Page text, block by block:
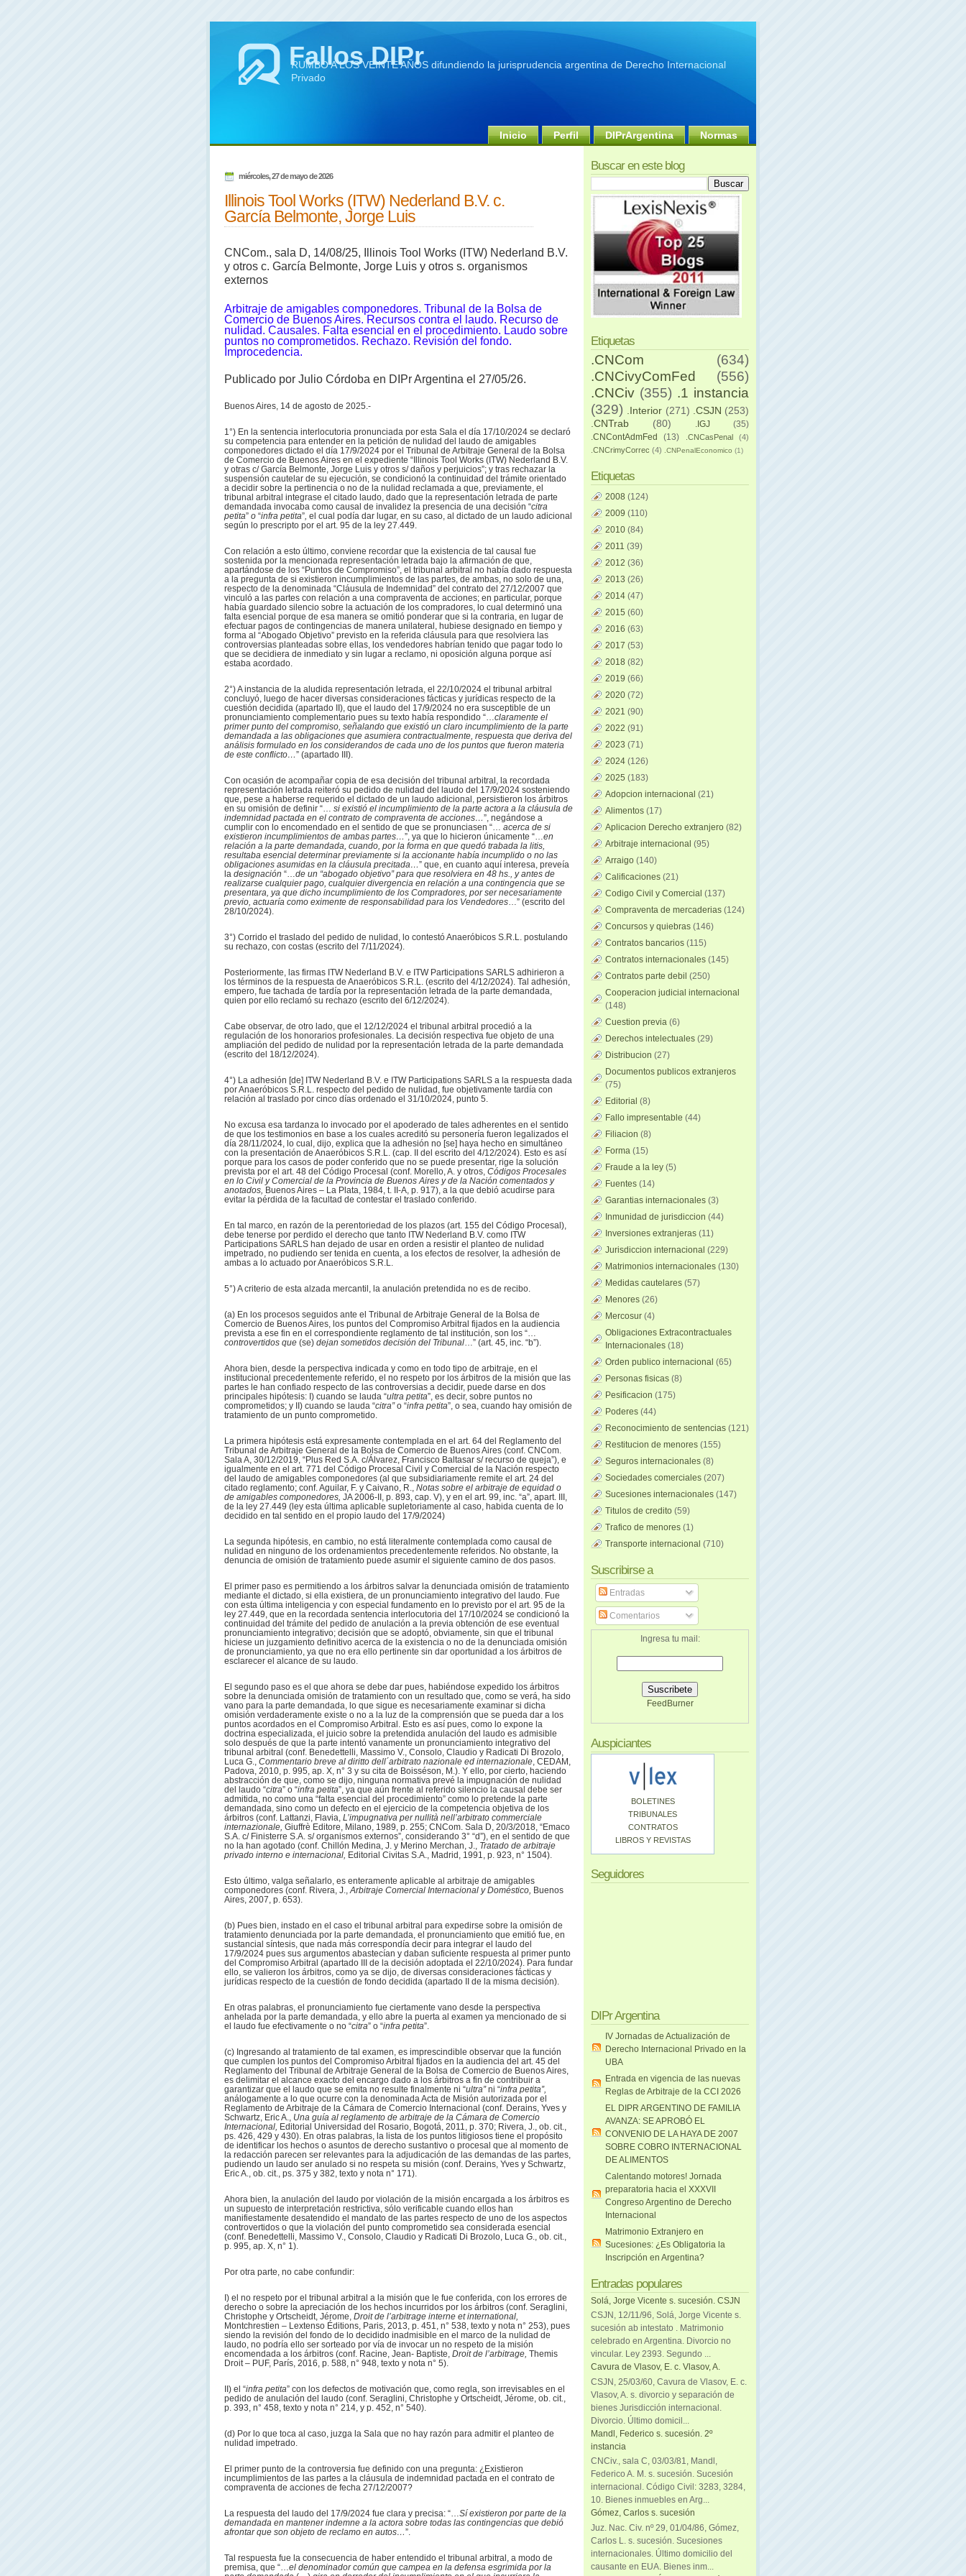
Fallos DIPr
RUMBO A LOS VEINTE AÑOS difundiendo la jurisprudencia argentina de Derecho Internacional
Privado
Inicio Perfil DIPrArgentina Normas
miércoles, 27 de mayo de 2026
Illinois Tool Works (ITW) Nederland B.V. c.
García Belmonte, Jorge Luis
CNCom., sala D, 14/08/25, Illinois Tool Works (ITW) Nederland B.V.
y otros c. García Belmonte, Jorge Luis y otros s. organismos
externos
Arbitraje de amigables componedores. Tribunal de la Bolsa de
Comercio de Buenos Aires. Recursos contra el laudo. Recurso de
nulidad. Causales. Falta esencial en el procedimiento. Laudo sobre
puntos no comprometidos. Rechazo. Revisión del fondo.
Improcedencia.
Publicado por Julio Córdoba en DIPr Argentina el 27/05/26.
Buenos Aires, 14 de agosto de 2025.-
1°) En la sentencia interlocutoria pronunciada por esta Sala el día 17/10/2024 se declaró
su competencia para entender en la petición de nulidad del laudo de amigables
componedores dictado el día 17/9/2024 por el Tribunal de Arbitraje General de la Bolsa
de Comercio de Buenos Aires en el expediente “Illinois Tool Works (ITW) Nederland B.V.
y otras c/ García Belmonte, Jorge Luis y otros s/ daños y perjuicios”; y tras rechazar la
suspensión cautelar de su ejecución, se condicionó la continuidad del trámite orientado
a decidir sobre la pertinencia o no de la nulidad reclamada a que, previamente, el
tribunal arbitral integrase el citado laudo, dado que la representación letrada de parte
demandada invocaba como causal de invalidez la presencia de una decisión “citra
petita” o “infra petita”, el cual podía dar lugar, en su caso, al dictado de un laudo adicional
según lo prescripto por el art. 95 de la ley 27.449.
Con relación a esto último, conviene recordar que la existencia de tal causal fue
sostenida por la mencionada representación letrada bajo la afirmación de que,
apartándose de los “Puntos de Compromiso”, el tribunal arbitral no había dado respuesta
a la pregunta de si existieron incumplimientos de las partes, de ambas, no solo de una,
respecto de la denominada “Cláusula de Indemnidad” del contrato del 27/12/2007 que
vinculó a las partes con relación a una compraventa de acciones; en particular, porque
había guardado silencio sobre la actuación de los compradores, lo cual determinó una
falta esencial porque de esa manera se omitió ponderar que si la contraria, en lugar de
efectuar pagos de contingencias de manera unilateral, hubiese designado en tiempo y
forma al “Abogado Objetivo” previsto en la referida cláusula para que resolviera las
controversias planteadas sobre ellas, los vendedores habrían tenido que pagar todo lo
que se decidiera de inmediato y sin lugar a reclamo, ni oposición alguna porque así
estaba acordado.
2°) A instancia de la aludida representación letrada, el 22/10/2024 el tribunal arbitral
concluyó, luego de hacer diversas consideraciones fácticas y jurídicas respecto de la
cuestión decidida (apartado II), que el laudo del 17/9/2024 no era susceptible de un
pronunciamiento complementario pues su texto había respondido “…claramente el
primer punto del compromiso, señalando que existió un claro incumplimiento de la parte
demandada a las obligaciones que asumiera contractualmente, respuesta que deriva del
análisis formulado en los considerandos de cada uno de los puntos que fueron materia
de este conflicto…” (apartado III).
Con ocasión de acompañar copia de esa decisión del tribunal arbitral, la recordada
representación letrada reiteró su pedido de nulidad del laudo del 17/9/2024 sosteniendo
que, pese a haberse requerido el dictado de un laudo adicional, persistieron los árbitros
en su omisión de definir “… si existió el incumplimiento de la parte actora a la cláusula de
indemnidad pactada en el contrato de compraventa de acciones…”, negándose a
cumplir con lo encomendado en el sentido de que se pronunciasen “… acerca de si
existieron incumplimientos de ambas partes…”, ya que lo hicieron únicamente “…en
relación a la parte demandada, cuando, por la forma en que quedó trabada la litis,
resultaba esencial determinar previamente si la accionante había incumplido o no las
obligaciones asumidas en la cláusula precitada…” que, en cuanto aquí interesa, preveía
la designación “…de un “abogado objetivo” para que resolviera en 48 hs., y antes de
realizarse cualquier pago, cualquier divergencia en relación a una contingencia que se
presentara, ya que dicho incumplimiento de los Compradores, por ser necesariamente
previo, actuaría como eximente de responsabilidad para los Vendedores…” (escrito del
28/10/2024).
3°) Corrido el traslado del pedido de nulidad, lo contestó Anaeróbicos S.R.L. postulando
su rechazo, con costas (escrito del 7/11/2024).
Posteriormente, las firmas ITW Nederland B.V. e ITW Participations SARLS adhirieron a
los términos de la respuesta de Anaeróbicos S.R.L. (escrito del 4/12/2024). Tal adhesión,
empero, fue tachada de tardía por la representación letrada de la parte demandada,
quien por ello reclamó su rechazo (escrito del 6/12/2024).
Cabe observar, de otro lado, que el 12/12/2024 el tribunal arbitral procedió a la
regulación de los honorarios profesionales. La decisión respectiva fue objeto de una
ampliación del pedido de nulidad por la representación letrada de la parte demandada
(escrito del 18/12/2024).
4°) La adhesión [de] ITW Nederland B.V. e ITW Participations SARLS a la respuesta dada
por Anaeróbicos S.R.L. respecto del pedido de nulidad, fue objetivamente tardía con
relación al traslado por cinco días ordenado el 31/10/2024, punto 5.
No excusa esa tardanza lo invocado por el apoderado de tales adherentes en el sentido
de que los testimonios en base a los cuales acreditó su personería fueron legalizados el
día 28/11/2024, lo cual, dijo, explica que la adhesión no [se] haya hecho en simultáneo
con la presentación de Anaeróbicos S.R.L. (cap. II del escrito del 4/12/2024). Esto es así
porque para los casos de poder conferido que no se puede presentar, rige la solución
prevista por el art. 48 del Código Procesal (conf. Morello, A. y otros, Códigos Procesales
en lo Civil y Comercial de la Provincia de Buenos Aires y de la Nación comentados y
anotados, Buenos Aires – La Plata, 1984, t. II-A, p. 917), a la que debió acudirse para
evitar la pérdida de la facultad de contestar el traslado conferido.
En tal marco, en razón de la perentoriedad de los plazos (art. 155 del Código Procesal),
debe tenerse por perdido el derecho que tanto ITW Nederland B.V. como ITW
Participations SARLS han dejado de usar en orden a resistir el planteo de nulidad
impetrado, no pudiendo ser tenida en cuenta, a los efectos de resolver, la adhesión de
ambas a lo actuado por Anaeróbicos S.R.L.
5°) A criterio de esta alzada mercantil, la anulación pretendida no es de recibo.
(a) En los procesos seguidos ante el Tribunal de Arbitraje General de la Bolsa de
Comercio de Buenos Aires, los puntos del Compromiso Arbitral fijados en la audiencia
prevista a ese fin en el correspondiente reglamento de tal institución, son los “…
controvertidos que (se) dejan sometidos decisión del Tribunal…” (art. 45, inc. “b”).
Ahora bien, desde la perspectiva indicada y como en todo tipo de arbitraje, en el
institucional precedentemente referido, el no respeto por los árbitros de la misión que las
partes le han confiado respecto de las controversias a decidir, puede darse en dos
principales hipótesis: I) cuando se lauda “ultra petita”, es decir, sobre puntos no
comprometidos; y II) cuando se lauda “citra”o “infra petita”, o sea, cuando hay omisión de
tratamiento de un punto comprometido.
La primera hipótesis está expresamente contemplada en el art. 64 del Reglamento del
Tribunal de Arbitraje General de la Bolsa de Comercio de Buenos Aires (conf. CNCom.
Sala A, 30/12/2019, “Plus Red S.A. c/Álvarez, Francisco Baltasar s/ recurso de queja”), e
igualmente en el art. 771 del Código Procesal Civil y Comercial de la Nación respecto
del laudo de amigables componedores (al que subsidiariamente remite el art. 24 del
citado reglamento; conf. Aguilar, F. y Caivano, R., Notas sobre el arbitraje de equidad o
de amigables componedores, JA 2006-II, p. 893, cap. V), y en el art. 99, inc. “a”, apart. III,
de la ley 27.449 (ley esta última aplicable supletoriamente al caso, habida cuenta de lo
decidido en tal sentido en el propio laudo del 17/9/2024)
La segunda hipótesis, en cambio, no está literalmente contemplada como causal de
nulidad en ninguno de los ordenamientos precedentemente referidos. No obstante, la
denuncia de omisión de tratamiento puede asumir el siguiente camino de dos pasos.
El primer paso es permitiendo a los árbitros salvar la denunciada omisión de tratamiento
mediante el dictado, si ella existiera, de un pronunciamiento integrativo del laudo. Fue
con esta última inteligencia y con especial fundamento en lo previsto por el art. 95 de la
ley 27.449, que en la recordada sentencia interlocutoria del 17/10/2024 se condicionó la
continuidad del trámite del pedido de anulación a la previa obtención de ese eventual
pronunciamiento integrativo; decisión que se adoptó, obviamente, sin que el tribunal
hiciese un juzgamiento definitivo acerca de la existencia o no de la denunciada omisión
de pronunciamiento, ya que no era ello pertinente sin dar oportunidad a los árbitros de
esclarecer el alcance de su laudo.
El segundo paso es el que ahora se debe dar pues, habiéndose expedido los árbitros
sobre la denunciada omisión de tratamiento con un resultado que, como se verá, ha sido
vano para la parte demandada, lo que sigue es necesariamente examinar si dicha
omisión verdaderamente existe o no a la luz de la comprensión que se pueda dar a los
puntos acordados en el Compromiso Arbitral. Esto es así pues, como lo expone la
doctrina especializada, el juicio sobre la pretendida anulación del laudo es admisible
solo después de que la parte intentó vanamente un pronunciamiento integrativo del
tribunal arbitral (conf. Benedettelli, Massimo V., Consolo, Claudio y Radicati Di Brozolo,
Luca G., Commentario breve al diritto dell´arbitrato nazionale ed internazionale, CEDAM,
Padova, 2010, p. 995, ap. X, n° 3 y su cita de Boisséson, M.). Y ello, por cierto, haciendo
abstracción de que, como se dijo, ninguna normativa prevé la impugnación de nulidad
del laudo “citra” o “infra petita”, ya que aún frente al referido silencio la causal debe ser
admitida, no como una “falta esencial del procedimiento” como lo pretende la parte
demandada, sino como un defecto en el ejercicio de la competencia objetiva de los
árbitros (conf. Lattanzi, Flavia, L’impugnativa per nullità nell’arbitrato commerciale
internazionale, Giuffrè Editore, Milano, 1989, p. 255; CNCom. Sala D, 20/3/2018, “Emaco
S.A. c/ Finisterre S.A. s/ organismos externos”, considerando 3° “d”), en el sentido de que
no la han agotado (conf. Chillón Medina, J. y Merino Merchan, J., Tratado de arbitraje
privado interno e internacional, Editorial Civitas S.A., Madrid, 1991, p. 923, n° 1504).
Esto último, valga señalarlo, es enteramente aplicable al arbitraje de amigables
componedores (conf. Rivera, J.,Arbitraje Comercial Internacional y Doméstico, Buenos
Aires, 2007, p. 653).
(b) Pues bien, instado en el caso el tribunal arbitral para expedirse sobre la omisión de
tratamiento denunciada por la parte demandada, el pronunciamiento que emitió fue, en
sustancial síntesis, que nada más correspondía decir para integrar el laudo del
17/9/2024 pues sus argumentos abastecían y daban suficiente respuesta al primer punto
del Compromiso Arbitral (apartado III de la decisión adoptada el 22/10/2024). Para fundar
ello, se valieron los árbitros, como ya se dijo, de diversas consideraciones fácticas y
jurídicas respecto de la cuestión de fondo decidida (apartado II de la misma decisión).
En otras palabras, el pronunciamiento fue ciertamente vano desde la perspectiva
anhelada por la parte demandada, y ello abre la puerta al examen ya mencionado de si
el laudo fue efectivamente o no “citra” o “infra petita”.
(c) Ingresando al tratamiento de tal examen, es imprescindible observar que la función
que cumplen los puntos del Compromiso Arbitral fijados en la audiencia del art. 45 del
Reglamento del Tribunal de Arbitraje General de la Bolsa de Comercio de Buenos Aires,
es delimitar el alcance exacto del encargo dado a los árbitros a fin de contribuir a
garantizar que el laudo que se emita no resulte finalmente ni “ultra”ni “infra petita”,
análogamente a lo que ocurre con la denominada Acta de Misión autorizada por el
Reglamento de Arbitraje de la Cámara de Comercio Internacional (conf. Derains, Yves y
Schwartz, Eric A., Una guía al reglamento de arbitraje de la Cámara de Comercio
Internacional, Editorial Universidad del Rosario, Bogotá, 2011, p. 370; Rivera, J., ob. cit.,
ps. 426, 429 y 430). En otras palabras, la lista de los puntos litigiosos tiene el propósito
de identificar los hechos o asuntos de derecho sustantivo o procesal que al momento de
la redacción parecen ser relevantes para la adjudicación de las demandas de las partes,
pudiendo un laudo ser anulado si no respeta su misión (conf. Derains, Yves y Schwartz,
Eric A., ob. cit., ps. 375 y 382, texto y nota n° 171).
Ahora bien, la anulación del laudo por violación de la misión encargada a los árbitros es
un supuesto de interpretación restrictiva, sólo verificable cuando ellos han
manifiestamente desatendido el mandato de las partes respecto de uno de los aspectos
controvertidos o que la violación del punto comprometido sea considerada esencial
(conf. Benedettelli, Massimo V., Consolo, Claudio y Radicati Di Brozolo, Luca G., ob. cit.,
p. 995, ap. X, n° 1).
Por otra parte, no cabe confundir:
I) el no respeto por el tribunal arbitral a la misión que le fue conferida, con los errores de
derecho o sobre la apreciación de los hechos incurridos por los árbitros (conf. Seraglini,
Christophe y Ortscheidt, Jérome, Droit de l’arbitrage interne et international,
Montchrestien – Lextenso Éditions, Paris, 2013, p. 451, n° 538, texto y nota n° 253), pues
siendo la revisión del fondo de lo decidido inadmisible en el marco de la nulidad de
laudo, no podría ello ser sorteado por vía de invocar un no respeto de la misión
encomendada a los árbitros (conf. Racine, Jean- Baptiste, Droit de l’arbitrage, Themis
Droit – PUF, París, 2016, p. 588, n° 948, texto y nota n° 5).
II) el “infra petita” con los defectos de motivación que, como regla, son irrevisables en el
pedido de anulación del laudo (conf. Seraglini, Christophe y Ortscheidt, Jérome, ob. cit.,
p. 393, n° 458, texto y nota n° 214, y p. 452, n° 540).
(d) Por lo que toca al caso, juzga la Sala que no hay razón para admitir el planteo de
nulidad impetrado.
El primer punto de la controversia fue definido con una pregunta: ¿Existieron
incumplimientos de las partes a la cláusula de indemnidad pactada en el contrato de
compraventa de acciones de fecha 27/12/2007?
La respuesta del laudo del 17/9/2024 fue clara y precisa: “…Sí existieron por parte de la
demandada en mantener indemne a la actora sobre todas las contingencias que debió
afrontar que son objeto de reclamo en autos…”.
Tal respuesta fue la consecuencia de haber entendido el tribunal arbitral, a modo de
premisa, que “…el denominador común que campea en la defensa esgrimida por la
Buscar en este blog
Etiquetas
.CNCom
(634)
.CNCivyComFed
(556)
.CNCiv (355) .1 instancia
(329)
.Interior (271) .CSJN (253)
.CNTrab
(80) .IGJ
(35)
.CNContAdmFed
(13) .CNCasPenal
(4)
.CNCrimyCorrec (4) .CNPenalEconomico (1)
Etiquetas
2008 (124)
2009 (110)
2010 (84)
2011 (39)
2012 (36)
2013 (26)
2014 (47)
2015 (60)
2016 (63)
2017 (53)
2018 (82)
2019 (66)
2020 (72)
2021 (90)
2022 (91)
2023 (71)
2024 (126)
2025 (183)
Adopcion internacional (21)
Alimentos (17)
Aplicacion Derecho extranjero (82)
Arbitraje internacional (95)
Arraigo (140)
Calificaciones (21)
Codigo Civil y Comercial (137)
Compraventa de mercaderias (124)
Concursos y quiebras (146)
Contratos bancarios (115)
Contratos internacionales (145)
Contratos parte debil (250)
Cooperacion judicial internacional
(148)
Cuestion previa (6)
Derechos intelectuales (29)
Distribucion (27)
Documentos publicos extranjeros
(75)
Editorial (8)
Fallo impresentable (44)
Filiacion (8)
Forma (15)
Fraude a la ley (5)
Fuentes (14)
Garantias internacionales (3)
Inmunidad de jurisdiccion (44)
Inversiones extranjeras (11)
Jurisdiccion internacional (229)
Matrimonios internacionales (130)
Medidas cautelares (57)
Menores (26)
Mercosur (4)
Obligaciones Extracontractuales
Internacionales (18)
Orden publico internacional (65)
Personas fisicas (8)
Pesificacion (175)
Poderes (44)
Reconocimiento de sentencias (121)
Restitucion de menores (155)
Seguros internacionales (8)
Sociedades comerciales (207)
Sucesiones internacionales (147)
Titulos de credito (59)
Trafico de menores (1)
Transporte internacional (710)
Suscribirse a
Entradas
Comentarios
Ingresa tu mail:
FeedBurner
Auspiciantes
BOLETINES
TRIBUNALES
CONTRATOS
LIBROS Y REVISTAS
Seguidores
DIPr Argentina
IV Jornadas de Actualización de
Derecho Internacional Privado en la
UBA
Entrada en vigencia de las nuevas
Reglas de Arbitraje de la CCI 2026
EL DIPR ARGENTINO DE FAMILIA
AVANZA: SE APROBÓ EL
CONVENIO DE LA HAYA DE 2007
SOBRE COBRO INTERNACIONAL
DE ALIMENTOS
Calentando motores! Jornada
preparatoria hacia el XXXVII
Congreso Argentino de Derecho
Internacional
Matrimonio Extranjero en
Sucesiones: ¿Es Obligatoria la
Inscripción en Argentina?
Entradas populares
Solá, Jorge Vicente s. sucesión. CSJN
CSJN, 12/11/96, Solá, Jorge Vicente s.
sucesión ab intestato . Matrimonio
celebrado en Argentina. Divorcio no
vincular. Ley 2393. Segundo ...
Cavura de Vlasov, E. c. Vlasov, A.
CSJN, 25/03/60, Cavura de Vlasov, E. c.
Vlasov, A. s. divorcio y separación de
bienes Jurisdicción internacional.
Divorcio. Último domicil...
Mandl, Federico s. sucesión. 2º
instancia
CNCiv., sala C, 03/03/81, Mandl,
Federico A. M. s. sucesión. Sucesión
internacional. Código Civil: 3283, 3284,
10. Bienes inmuebles en Arg...
Gómez, Carlos s. sucesión
Juz. Nac. Civ. nº 29, 01/04/86, Gómez,
Carlos L. s. sucesión. Sucesiones
internacionales. Último domicilio del
causante en EUA. Bienes inm...